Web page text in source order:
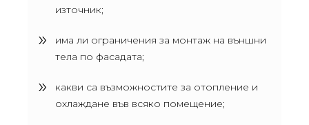
източник;
има ли ограничения за монтаж на външни
тела по фасадата;
какви са възможностите за отопление и
охлаждане във всяко помещение;